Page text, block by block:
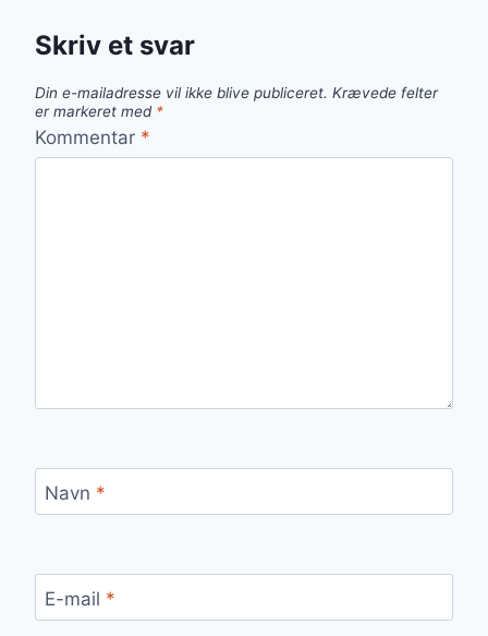
Skriv et svar
Din e-mailadresse vil ikke blive publiceret. Krævede felter
er markeret med *
Kommentar *
Navn *
E-mail *